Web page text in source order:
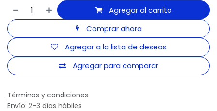
Agregar al carrito
Comprar ahora
Agregar para comparar
Agregar a la lista de deseos
Términos y condiciones
Envío: 2-3 días hábiles